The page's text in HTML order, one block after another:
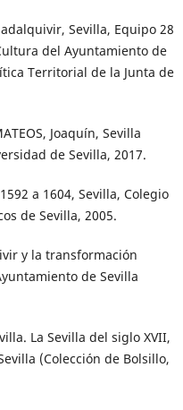
Sevilla, Equipo 28
del Ayuntamiento de
Territorial de la Junta de
Joaquín, Sevilla
de Sevilla, 2017.
a 1604, Sevilla, Colegio
de Sevilla, 2005.
y la transformación
de Sevilla
La Sevilla del siglo XVII,
(Colección de Bolsillo,